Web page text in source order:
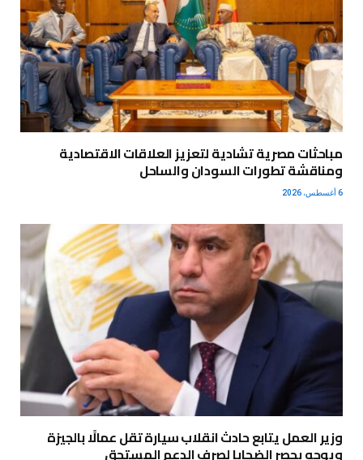
مباحثات مصرية تشادية لتعزيز العلاقات الاقتصادية
ومناقشة تطورات السودان والساحل
6 أغسطس، 2026
وزير العمل يتابع حادث انقلاب سيارة تقل عمالًا بالجيزة
ويوجه بحصر الضحايا لصرف الدعم المستحق